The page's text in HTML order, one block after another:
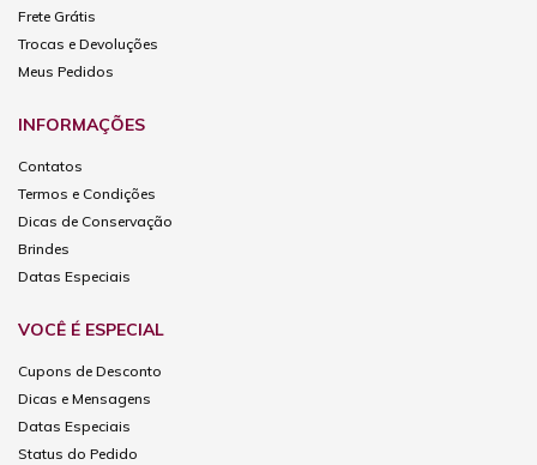
Frete Grátis
Trocas e Devoluções
Meus Pedidos
INFORMAÇÕES
Contatos
Termos e Condições
Dicas de Conservação
Brindes
Datas Especiais
VOCÊ É ESPECIAL
Cupons de Desconto
Dicas e Mensagens
Datas Especiais
Status do Pedido